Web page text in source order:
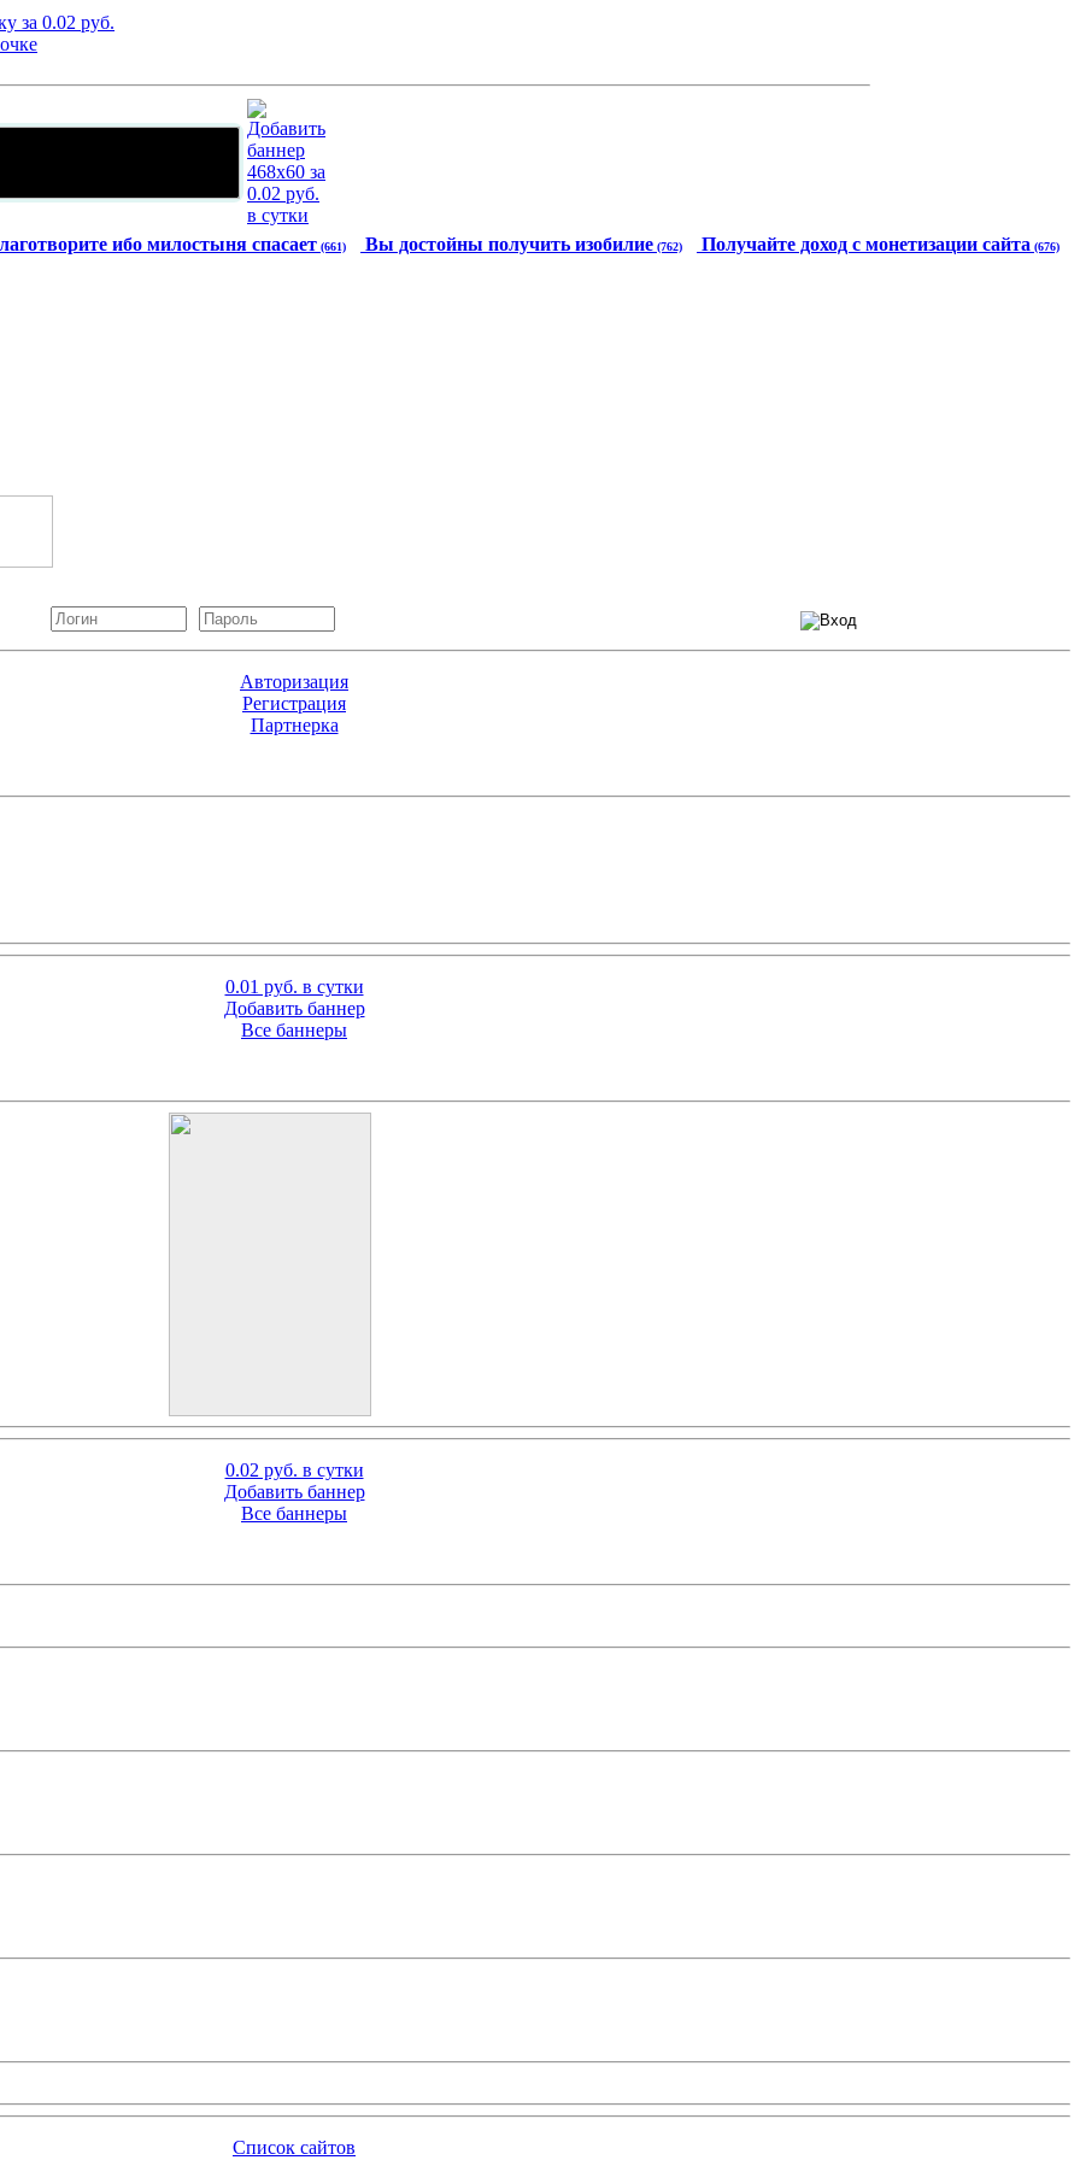
ибо милостыня спасает (661) Вы достойны получить изобилие (762) Получайте доход с монетизации сайта (676)
Авторизация
Регистрация
Партнерка
0.01 руб. в сутки
Добавить баннер
Все баннеры
0.02 руб. в сутки
Добавить баннер
Все баннеры
Список сайтов